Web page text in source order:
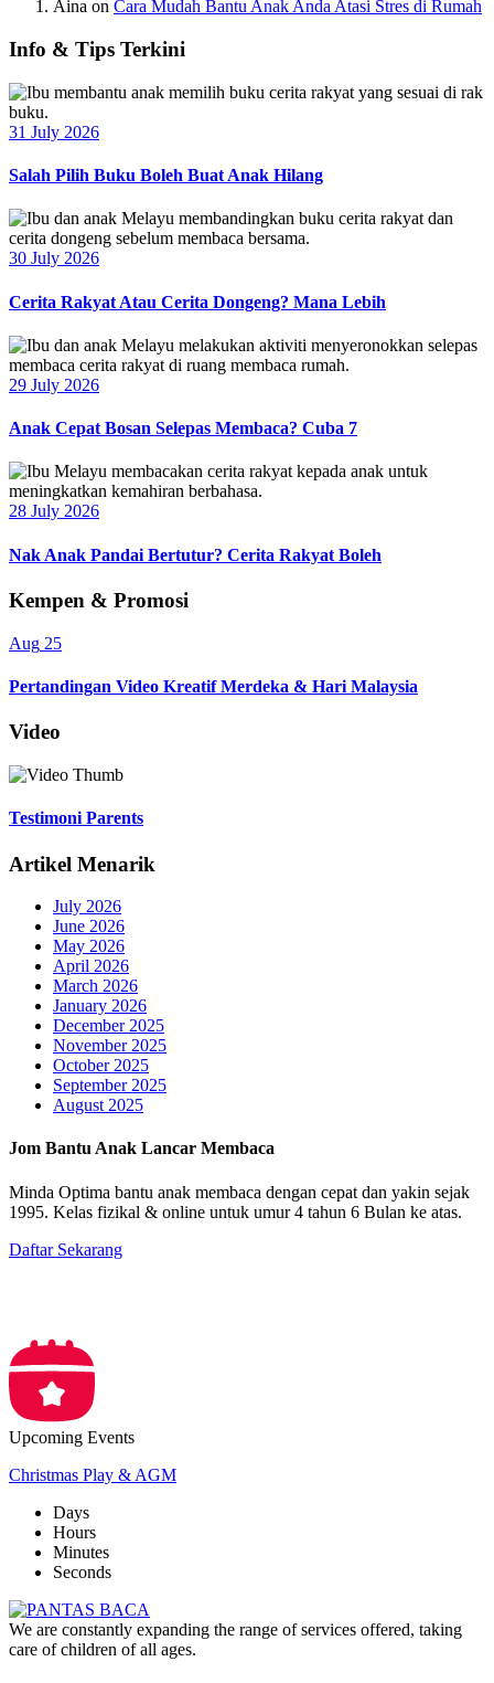
Aina on Cara Mudah Bantu Anak Anda Atasi Stres di Rumah
Info & Tips Terkini
31 July 2026
Salah Pilih Buku Boleh Buat Anak Hilang
30 July 2026
Cerita Rakyat Atau Cerita Dongeng? Mana Lebih
29 July 2026
Anak Cepat Bosan Selepas Membaca? Cuba 7
28 July 2026
Nak Anak Pandai Bertutur? Cerita Rakyat Boleh
Kempen & Promosi
Aug 25
Pertandingan Video Kreatif Merdeka & Hari Malaysia
Video
Testimoni Parents
Artikel Menarik
July 2026
June 2026
May 2026
April 2026
March 2026
January 2026
December 2025
November 2025
October 2025
September 2025
August 2025
Jom Bantu Anak Lancar Membaca
Minda Optima bantu anak membaca dengan cepat dan yakin sejak
1995. Kelas fizikal & online untuk umur 4 tahun 6 Bulan ke atas.
Daftar Sekarang
Upcoming Events
Christmas Play & AGM
Days
Hours
Minutes
Seconds
We are constantly expanding the range of services offered, taking
care of children of all ages.